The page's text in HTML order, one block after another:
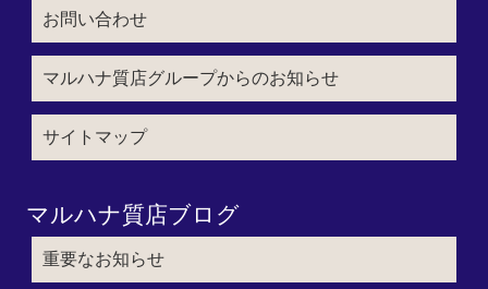
お問い合わせ
マルハナ質店グループからのお知らせ
サイトマップ
マルハナ質店ブログ
重要なお知らせ